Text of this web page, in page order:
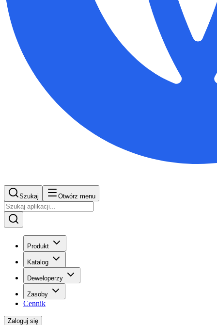
Szukaj Otwórz menu
Produkt
Katalog
Deweloperzy
Zasoby
Cennik
Zaloguj się